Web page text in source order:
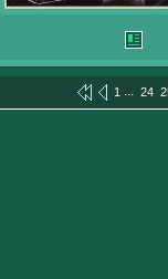
1 ... 24